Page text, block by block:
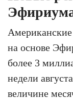
на основе
более 3
недели
величине